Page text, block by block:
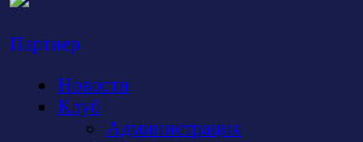
Партнер
Новости
Клуб
Администрация